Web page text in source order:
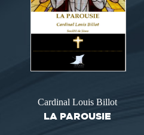
Cardinal Louis Billot
LA PAROUSIE